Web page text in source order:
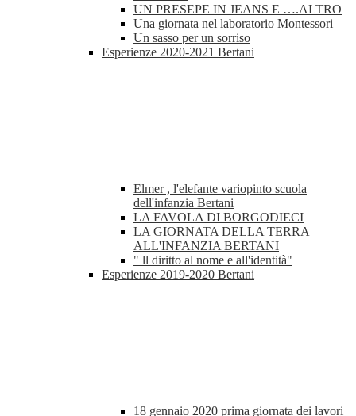
UN PRESEPE IN JEANS E ….ALTRO
Una giornata nel laboratorio Montessori
Un sasso per un sorriso
Esperienze 2020-2021 Bertani
Elmer , l'elefante variopinto scuola
dell'infanzia Bertani
LA FAVOLA DI BORGODIECI
LA GIORNATA DELLA TERRA
ALL'INFANZIA BERTANI
" ll diritto al nome e all'identità"
Esperienze 2019-2020 Bertani
18 gennaio 2020 prima giornata dei lavori